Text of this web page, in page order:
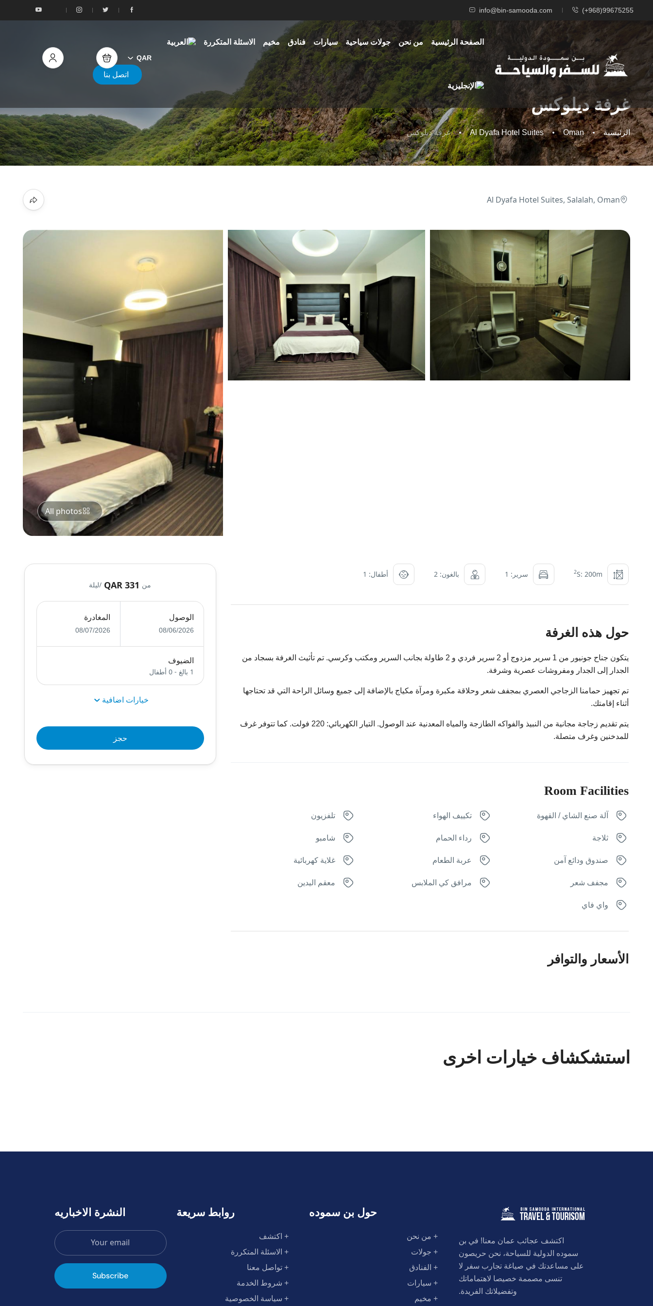
(+968)99675255
info@bin-samooda.com
الصفحة الرئيسية من نحن جولات سياحية سيارات فنادق مخيم الاسئلة المتكررة
QAR
اتصل بنا
غرفة ديلوكس
الرئيسية Oman
Al Dyafa Hotel Suites غرفة ديلوكس
Al Dyafa Hotel Suites, Salalah, Oman
All photos
S: 200m
2 سرير: 1 بالغون: 2 أطفال: 1
حول هذه الغرفة
يتكون جناح جونيور من 1 سرير مزدوج أو 2 سرير فردي و 2 طاولة بجانب السرير ومكتب وكرسي. تم تأثيث الغرفة بسجاد من
الجدار إلى الجدار ومفروشات عصرية وشرفة.
تم تجهيز حمامنا الزجاجي العصري بمجفف شعر وحلاقة مكبرة ومرآة مكياج بالإضافة إلى جميع وسائل الراحة التي قد تحتاجها
أثناء إقامتك.
يتم تقديم زجاجة مجانية من النبيذ والفواكه الطازجة والمياه المعدنية عند الوصول. التيار الكهربائي: 220 فولت. كما تتوفر غرف
للمدخنين وغرف متصلة.
Room Facilities
آلة صنع الشاي / القهوة تكييف الهواء تلفزيون
ثلاجة رداء الحمام شامبو
صندوق ودائع آمن عربة الطعام غلاية كهربائية
مجفف شعر مرافق كي الملابس معقم اليدين
واي فاي
الأسعار والتوافر
من QAR 331 /ليلة
الوصول
08/06/2026
المغادرة
08/07/2026
الضيوف
1 بالغ -0 أطفال
خيارات اضافية
حجز
استشكشاف خيارات اخرى
اكتشف عجائب عمان معنا! في بن
سموده الدولية للسياحة، نحن حريصون
على مساعدتك في صياغة تجارب سفر لا
تنسى مصممة خصيصا لاهتماماتك
وتفضيلاتك الفريدة.
حول بن سموده
+ من نحن
+ جولات
+ الفنادق
+ سيارات
+ مخيم
روابط سريعة
+ اكتشف
+ الاسئلة المتكررة
+ تواصل معنا
+ شروط الخدمة
+ سياسة الخصوصية
النشرة الاخباريه
Subscribe